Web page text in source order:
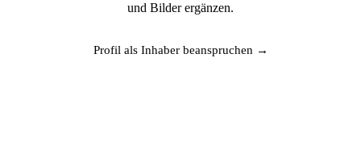
und Bilder ergänzen.
Profil als Inhaber beanspruchen →